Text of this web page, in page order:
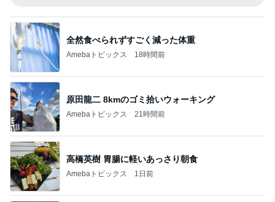
全然食べられずすごく減った体重
Amebaトピックス 18時間前
原田龍二 8kmのゴミ拾いウォーキング
Amebaトピックス 21時間前
高橋英樹 胃腸に軽いあっさり朝食
Amebaトピックス 1日前